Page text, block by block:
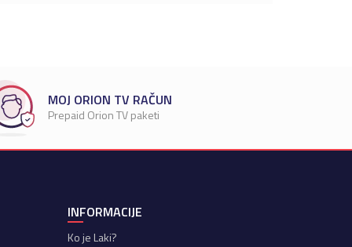
MOJ ORION TV RAČUN
Prepaid Orion TV paketi
INFORMACIJE
Ko je Laki?